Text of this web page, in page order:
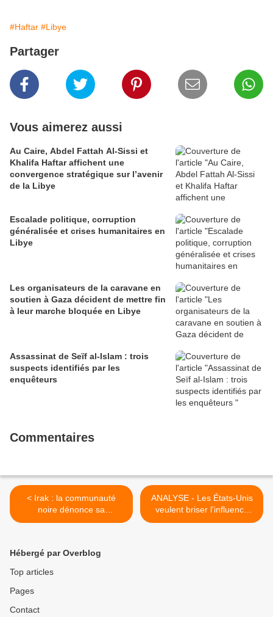
#Haftar #Libye
Partager
Vous aimerez aussi
Au Caire, Abdel Fattah Al-Sissi et
Khalifa Haftar affichent une
convergence stratégique sur l’avenir
de la Libye
Escalade politique, corruption
généralisée et crises humanitaires en
Libye
Les organisateurs de la caravane en
soutien à Gaza décident de mettre fin
à leur marche bloquée en Libye
Assassinat de Seïf al-Islam : trois
suspects identifiés par les
enquêteurs
Commentaires
< Irak : la communauté
noire dénonce sa
''marginalisation'' + Les
ANALYSE - Les États-Unis
veulent briser l'influence
russe en Afrique >
Hébergé par Overblog
Top articles
Pages
Contact